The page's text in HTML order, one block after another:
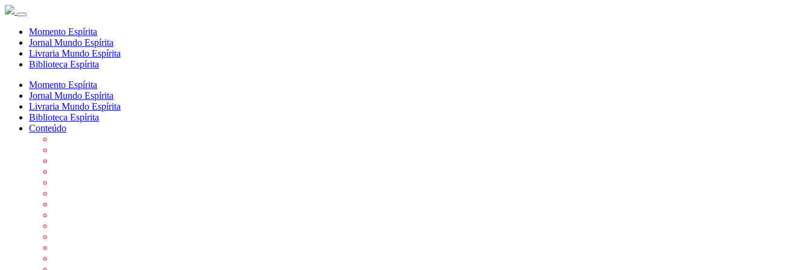
Momento Espírita
Jornal Mundo Espírita
Livraria Mundo Espírita
Biblioteca Espírita
Momento Espírita
Jornal Mundo Espírita
Livraria Mundo Espírita
Biblioteca Espírita
Conteúdo